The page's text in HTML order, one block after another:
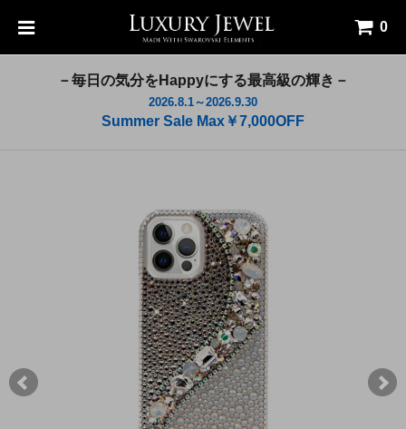
0
－毎日の気分をHappyにする最高級の輝き－
2026.8.1～2026.9.30
Summer Sale Max￥7,000OFF